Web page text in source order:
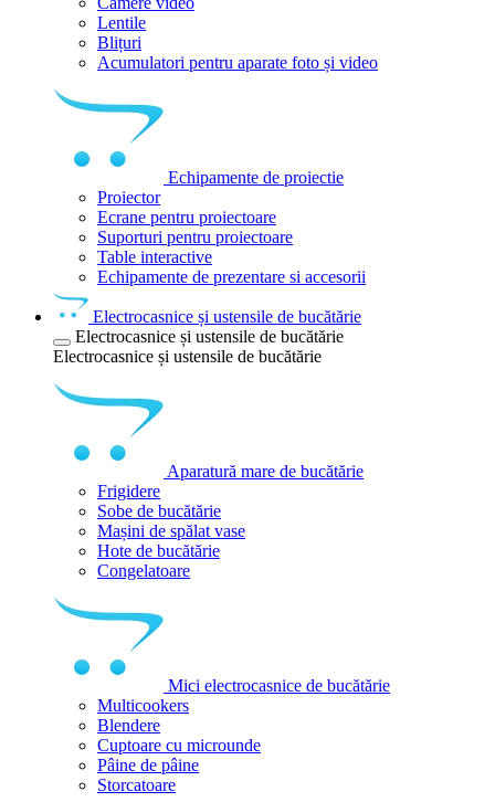
Lentile
Blițuri
Acumulatori pentru aparate foto și video
Echipamente de proiectie
Proiector
Ecrane pentru proiectoare
Suporturi pentru proiectoare
Table interactive
Echipamente de prezentare si accesorii
Electrocasnice și ustensile de bucătărie
Electrocasnice și ustensile de bucătărie
Electrocasnice și ustensile de bucătărie
Aparatură mare de bucătărie
Frigidere
Sobe de bucătărie
Mașini de spălat vase
Hote de bucătărie
Congelatoare
Mici electrocasnice de bucătărie
Multicookers
Blendere
Cuptoare cu microunde
Pâine de pâine
Storcatoare